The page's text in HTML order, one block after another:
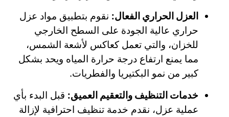
العزل الحراري الفعال: نقوم بتطبيق مواد عزل
حراري عالية الجودة على السطح الخارجي
للخزان، والتي تعمل كعاكس لأشعة الشمس،
مما يمنع ارتفاع درجة حرارة المياه ويحد بشكل
كبير من نمو البكتيريا والفطريات.
خدمات التنظيف والتعقيم العميق: قبل البدء بأي
عملية عزل، نقدم خدمة تنظيف احترافية لإزالة